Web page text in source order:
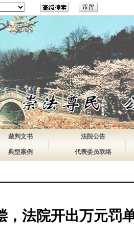
裁判文书 法院公告
典型案例 代表委员联络
，法院开出万元罚